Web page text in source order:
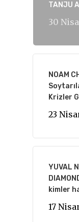
TANJU
30
NOAM
Krizler
23
YUVAL
kimler
17